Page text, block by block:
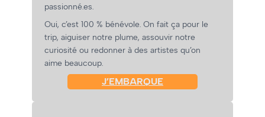
passionné.es.
Oui, c’est 100 % bénévole. On fait ça pour le
trip, aiguiser notre plume, assouvir notre
curiosité ou redonner à des artistes qu’on
aime beaucoup.
J’EMBARQUE